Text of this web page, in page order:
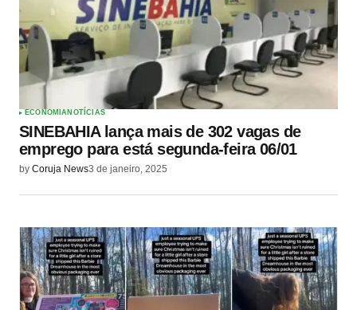
ECONOMIANOTÍCIAS
SINEBAHIA lança mais de 302 vagas de
emprego para está segunda-feira 06/01
by Coruja News3 de janeiro, 2025